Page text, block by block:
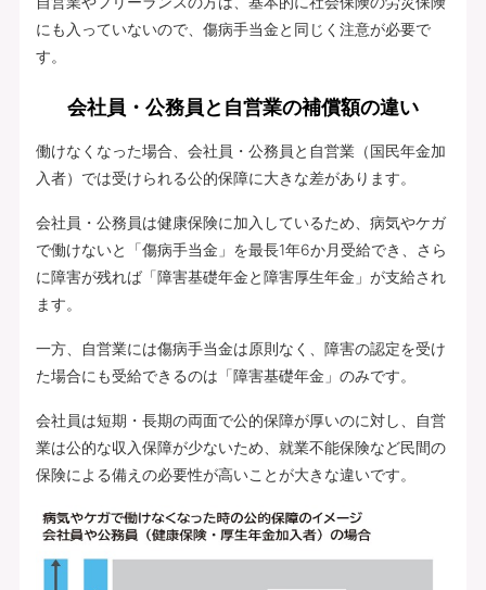
にも入っていないので、傷病手当金と同じく注意が必要で
す。
会社員・公務員と自営業の補償額の違い
働けなくなった場合、会社員・公務員と自営業（国民年金加
入者）では受けられる公的保障に大きな差があります。
会社員・公務員は健康保険に加入しているため、病気やケガ
で働けないと「傷病手当金」を最長1年6か月受給でき、さら
に障害が残れば「障害基礎年金と障害厚生年金」が支給され
ます。
一方、自営業には傷病手当金は原則なく、障害の認定を受け
た場合にも受給できるのは「障害基礎年金」のみです。
会社員は短期・長期の両面で公的保障が厚いのに対し、自営
業は公的な収入保障が少ないため、就業不能保険など民間の
保険による備えの必要性が高いことが大きな違いです。